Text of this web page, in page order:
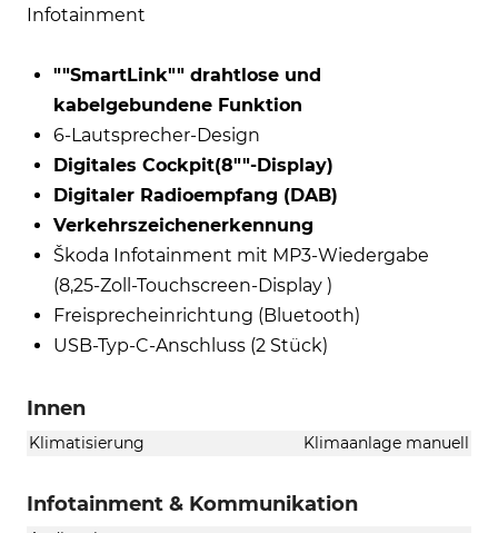
Infotainment
""SmartLink"" drahtlose und
kabelgebundene Funktion
6-Lautsprecher-Design
Digitales Cockpit(8""-Display)
Digitaler Radioempfang (DAB)
Verkehrszeichenerkennung
Škoda Infotainment mit MP3-Wiedergabe
(8,25-Zoll-Touchscreen-Display )
Freisprecheinrichtung (Bluetooth)
USB-Typ-C-Anschluss (2 Stück)
Innen
Klimatisierung Klimaanlage manuell
Infotainment & Kommunikation